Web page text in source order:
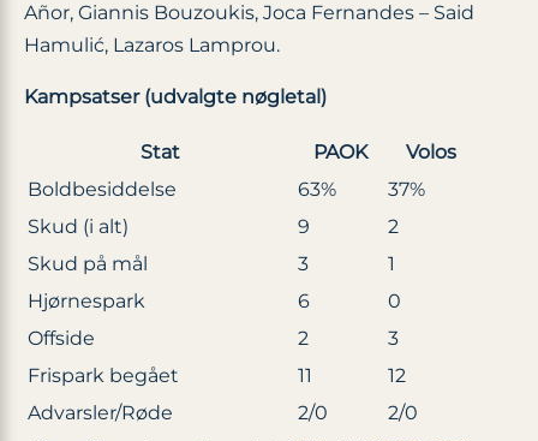
Añor, Giannis Bouzoukis, Joca Fernandes – Said
Hamulić, Lazaros Lamprou.
Kampsatser (udvalgte nøgletal)
Stat PAOK
Volos
Boldbesiddelse
63%
37%
Skud (i alt)
9
2
Skud på mål
3
1
Hjørnespark
6
0
Offside
2
3
Frispark begået
11
12
Advarsler/Røde
2/0
2/0